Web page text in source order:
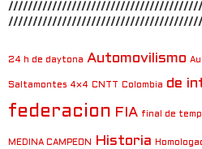
24 h de daytona Automovilismo
Saltamontes 4×4 CNTT Colombia de
federacion FIA final de
MEDINA CAMPEON Historia